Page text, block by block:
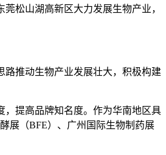
松山湖高新区大力发展生物产业，
路推动生物产业发展壮大，积极构建
，提高品牌知名度。作为华南地区具
展（BFE）、广州国际生物制药展